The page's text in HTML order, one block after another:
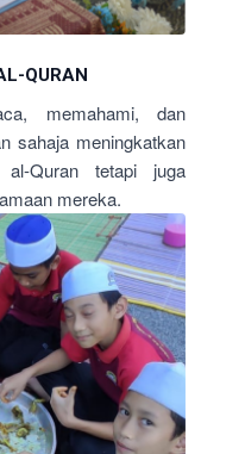
QURAN
memahami, dan
sahaja meningkatkan
Quran tetapi juga
mereka.